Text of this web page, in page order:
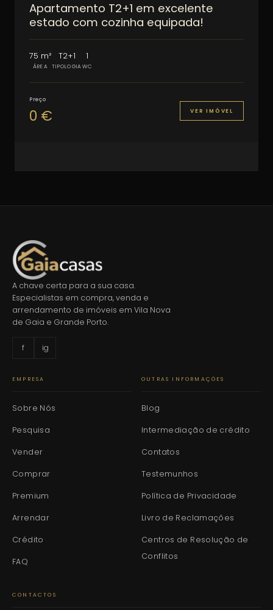
Apartamento T2+1 em excelente
estado com cozinha equipada!
75 m²
ÁREA
T2+1
TIPOLOGIA
1
WC
Preço
0 € VER IMÓVEL
A chave certa para a sua casa.
Especialistas em compra, venda e
arrendamento de imóveis em Vila Nova
de Gaia e Grande Porto.
f ig
EMPRESA
Sobre Nós
Pesquisa
Vender
Comprar
Premium
Arrendar
Crédito
FAQ
OUTRAS INFORMAÇÕES
Blog
Intermediação de crédito
Contatos
Testemunhos
Política de Privacidade
Livro de Reclamações
Centros de Resolução de
Conflitos
CONTACTOS